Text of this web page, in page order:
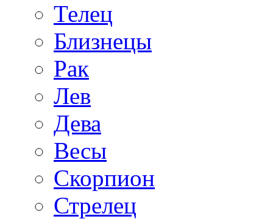
Телец
Близнецы
Рак
Лев
Дева
Весы
Скорпион
Стрелец